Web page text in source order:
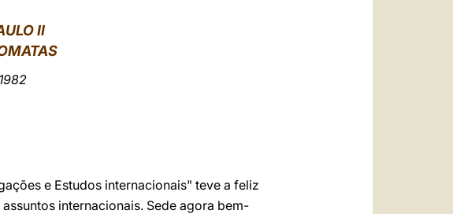
II
e Estudos internacionais" teve a feliz
internacionais. Sede agora bem-